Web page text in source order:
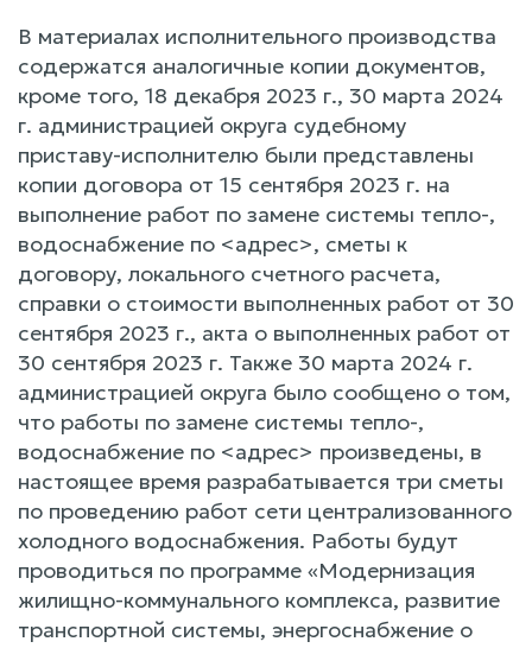
В материалах исполнительного производства
содержатся аналогичные копии документов,
кроме того, 18 декабря 2023 г., 30 марта 2024
г. администрацией округа судебному
приставу-исполнителю были представлены
копии договора от 15 сентября 2023 г. на
выполнение работ по замене системы тепло-,
водоснабжение по <адрес>, сметы к
договору, локального счетного расчета,
справки о стоимости выполненных работ от 30
сентября 2023 г., акта о выполненных работ от
30 сентября 2023 г. Также 30 марта 2024 г.
администрацией округа было сообщено о том,
что работы по замене системы тепло-,
водоснабжение по <адрес> произведены, в
настоящее время разрабатывается три сметы
по проведению работ сети централизованного
холодного водоснабжения. Работы будут
проводиться по программе «Модернизация
жилищно-коммунального комплекса, развитие
транспортной системы, энергоснабжение о